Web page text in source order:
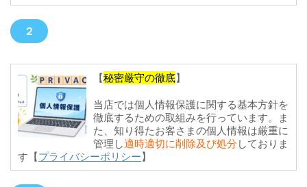
２
【秘密厳守の徹底】
当店では個人情報保護に関する基本方針を
徹底するための取組みを行っています。ま
た、知り得たお客さまの個人情報は厳重に
管理し適時適切に削除及び処分しておりま
す【プライバシーポリシー】